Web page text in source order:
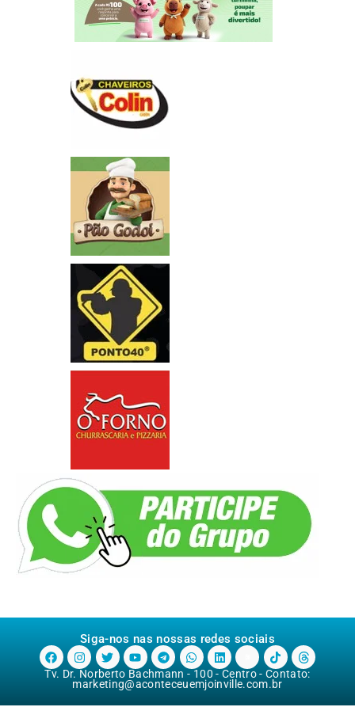
Siga-nos nas nossas redes sociais
Tv. Dr. Norberto Bachmann - 100 - Centro - Contato:
marketing@aconteceuemjoinville.com.br